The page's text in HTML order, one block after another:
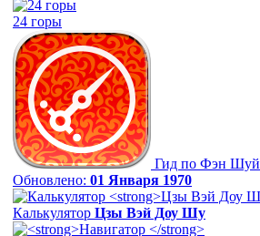
24 горы
Гид по Фэн Шуй
Обновлено: 01 Января 1970
Калькулятор Цзы Вэй Доу Шу